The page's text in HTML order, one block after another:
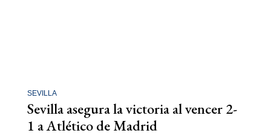
SEVILLA
Sevilla asegura la victoria al vencer 2-
1 a Atlético de Madrid